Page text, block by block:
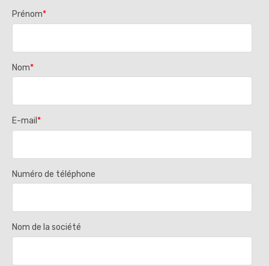
Prénom*
Nom*
E-mail *
Numéro de téléphone
Nom de la société